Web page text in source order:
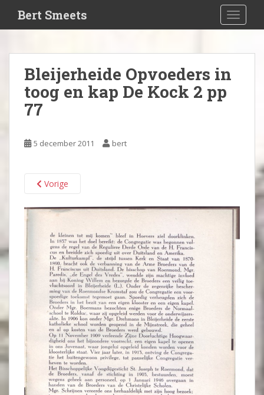
i
Bert Smeets
Bleijerheide Opvoeders in
toog en kap De Kock 2 pp
77
5 december 2011 bert
Vorige